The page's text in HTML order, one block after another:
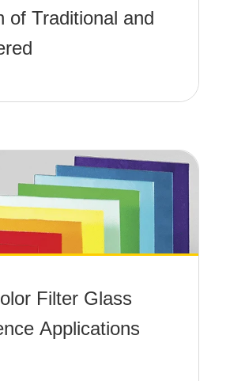
of Traditional and
Filter Glass
Applications